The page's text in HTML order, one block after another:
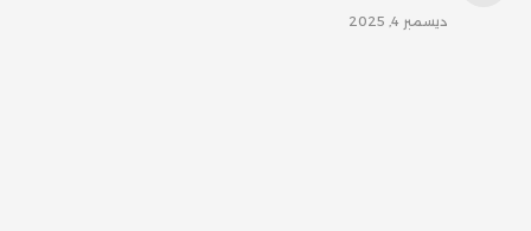
ديسمبر 4, 2025